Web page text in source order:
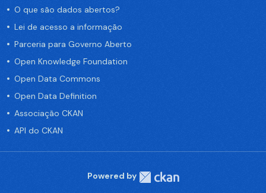
O que são dados abertos?
Lei de acesso a informação
Parceria para Governo Aberto
Open Knowledge Foundation
Open Data Commons
Open Data Definition
Associação CKAN
API do CKAN
Powered by